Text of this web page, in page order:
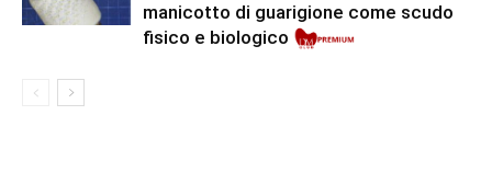
manicotto di guarigione come scudo
fisico e biologico